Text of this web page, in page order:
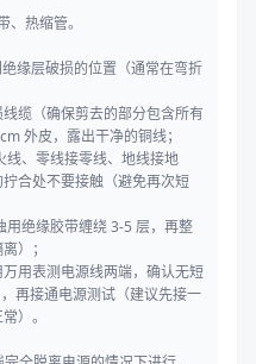
、热缩管。
缘层破损的位置（通常在弯折
缆（确保剪去的部分包含所有
外皮，露出干净的铜线；
线、零线接零线、地线接地
合处不要接触（避免再次短
用绝缘胶带缠绕 3-5 层，再整
）；
用表测电源线两端，确认无短
再接通电源测试（建议先接一
）。